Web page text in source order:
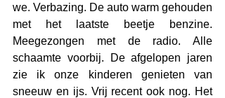
we. Verbazing. De auto warm gehouden
met het laatste beetje benzine.
Meegezongen met de radio. Alle
schaamte voorbij. De afgelopen jaren
zie ik onze kinderen genieten van
sneeuw en ijs. Vrij recent ook nog. Het